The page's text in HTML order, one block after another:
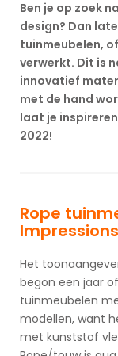
Ben je op zoek
design? Dan
tuinmeubelen,
verwerkt. Dit is
innovatief
met de hand
laat je
2022!
Rope
Impressions
Het
begon een jaar
tuinmeubelen
modellen, want
met kunststof